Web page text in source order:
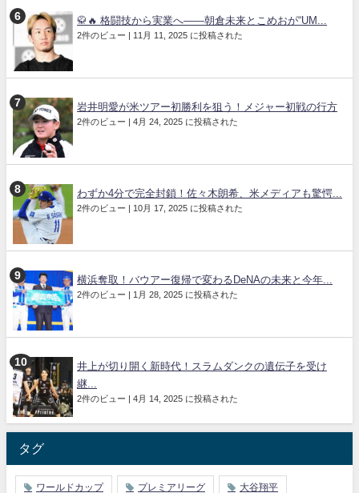
🥋🔥 格闘技から実業へ――朝倉未来とこめおが“UM...
2件のビュー | 11月 11, 2025 に投稿された
岩井明愛が米ツアー初勝利を狙う！メジャー初戦の行方
2件のビュー | 4月 24, 2025 に投稿された
わずか4分で完全封鎖！佐々木朗希、米メディアも驚愕...
2件のビュー | 10月 17, 2025 に投稿された
横浜奪取！バウアー復帰で変わるDeNAの未来と今年...
2件のビュー | 1月 28, 2025 に投稿された
井上が切り開く新時代！スラムダンクの遺伝子を受け
継...
2件のビュー | 4月 14, 2025 に投稿された
タグ
ワールドカップ プレミアリーグ 大谷翔平